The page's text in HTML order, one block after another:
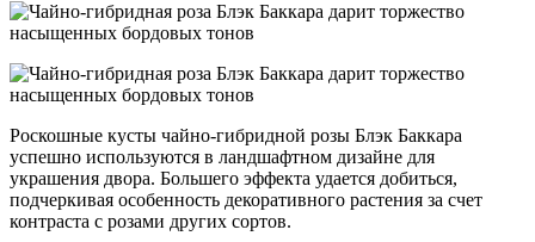
Роскошные кусты чайно-гибридной розы Блэк Баккара
успешно используются в ландшафтном дизайне для
украшения двора. Большего эффекта удается добиться,
подчеркивая особенность декоративного растения за счет
контраста с розами других сортов.